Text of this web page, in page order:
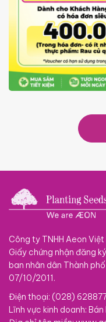
GIÁ LUÔN RẺ
Công ty TNHH Aeon
Giấy chứng nhận đăng
ban nhân dân Thành
07/10/2011.
Điện thoại: (028)
Lĩnh vực kinh doanh: Bán